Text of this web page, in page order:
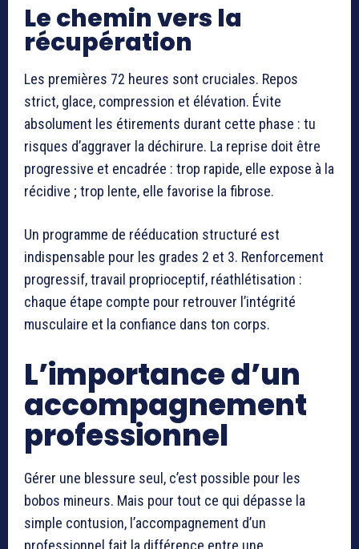
Le chemin vers la
récupération
Les premières 72 heures sont cruciales. Repos
strict, glace, compression et élévation. Évite
absolument les étirements durant cette phase : tu
risques d’aggraver la déchirure. La reprise doit être
progressive et encadrée : trop rapide, elle expose à la
récidive ; trop lente, elle favorise la fibrose.
Un programme de rééducation structuré est
indispensable pour les grades 2 et 3. Renforcement
progressif, travail proprioceptif, réathlétisation :
chaque étape compte pour retrouver l’intégrité
musculaire et la confiance dans ton corps.
L’importance d’un
accompagnement
professionnel
Gérer une blessure seul, c’est possible pour les
bobos mineurs. Mais pour tout ce qui dépasse la
simple contusion, l’accompagnement d’un
professionnel fait la différence entre une